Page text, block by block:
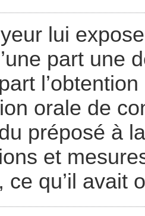
lui
part une
orale de
préposé à
et
ce qu’il avait